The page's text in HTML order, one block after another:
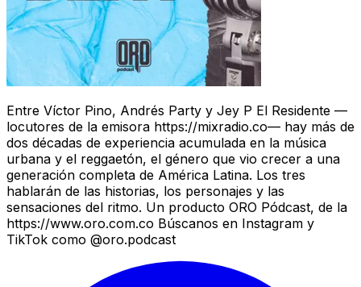
Entre Víctor Pino, Andrés Party y Jey P El Residente —
locutores de la emisora https://mixradio.co— hay más de
dos décadas de experiencia acumulada en la música
urbana y el reggaetón, el género que vio crecer a una
generación completa de América Latina. Los tres
hablarán de las historias, los personajes y las
sensaciones del ritmo. Un producto ORO Pódcast, de la
https://www.oro.com.co Búscanos en Instagram y
TikTok como @oro.podcast